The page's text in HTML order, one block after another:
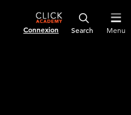
Connexion Menu